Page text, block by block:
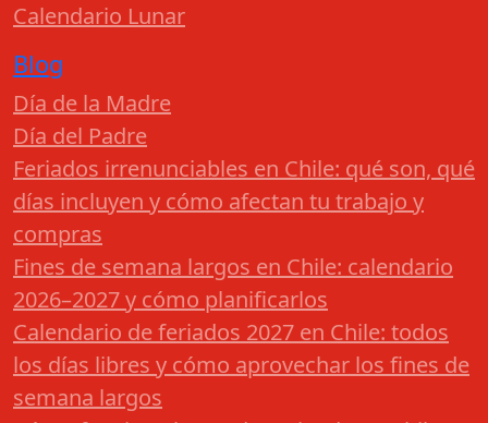
Calendario Lunar
Blog
Día de la Madre
Día del Padre
Feriados irrenunciables en Chile: qué son, qué
días incluyen y cómo afectan tu trabajo y
compras
Fines de semana largos en Chile: calendario
2026–2027 y cómo planificarlos
Calendario de feriados 2027 en Chile: todos
los días libres y cómo aprovechar los fines de
semana largos